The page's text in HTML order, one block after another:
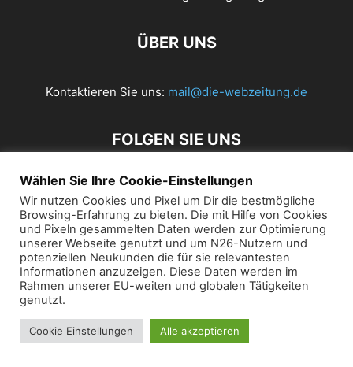
ÜBER UNS
Kontaktieren Sie uns: mail@die-webzeitung.de
FOLGEN SIE UNS
© 2019 Die Webzeitung
Wählen Sie Ihre Cookie-Einstellungen
Wir nutzen Cookies und Pixel um Dir die bestmögliche
Browsing-Erfahrung zu bieten. Die mit Hilfe von Cookies
und Pixeln gesammelten Daten werden zur Optimierung
unserer Webseite genutzt und um N26-Nutzern und
potenziellen Neukunden die für sie relevantesten
Informationen anzuzeigen. Diese Daten werden im
Rahmen unserer EU-weiten und globalen Tätigkeiten
genutzt.
Cookie Einstellungen Alle akzeptieren